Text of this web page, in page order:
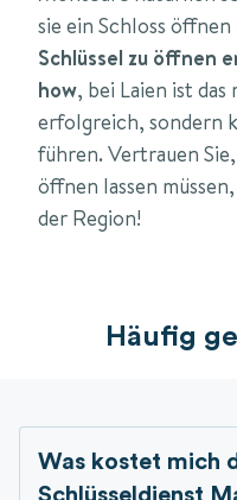
sie ein Schloss öffnen
Schlüssel zu öffnen
how, bei Laien ist
erfolgreich, sondern
führen. Vertrauen
öffnen lassen
der Region!
Häufig
Was kostet mich
Schlüsseldienst